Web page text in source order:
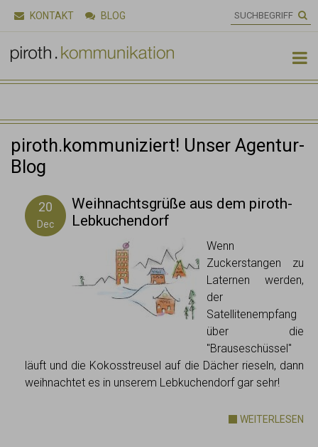
KONTAKT BLOG 
piroth.kommuniziert! Unser Agentur-
Blog
20
Dec
Weihnachtsgrüße aus dem piroth-
Lebkuchendorf
Wenn
Zuckerstangen zu
Laternen werden,
der
Satellitenempfang
über die
"Brauseschüssel"
läuft und die Kokosstreusel auf die Dächer rieseln, dann
weihnachtet es in unserem Lebkuchendorf gar sehr!
WEITERLESEN